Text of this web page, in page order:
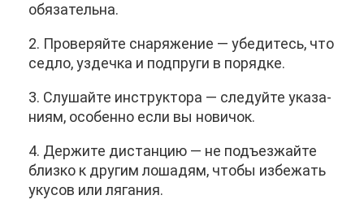
обя­за­тель­на.
2. Про­ве­ряй­те сна­ря­же­ние — убе­ди­тесь, что
сед­ло, уз­деч­ка и под­пру­ги в по­ряд­ке.
3. Слу­шай­те ин­струк­то­ра — сле­дуй­те ука­за­
ни­ям, осо­бен­но ес­ли вы но­ви­чок.
4. Дер­жи­те ди­стан­цию — не подъ­ез­жай­те
близ­ко к дру­гим ло­ша­дям, что­бы из­бе­жать
уку­сов или ля­га­ния.